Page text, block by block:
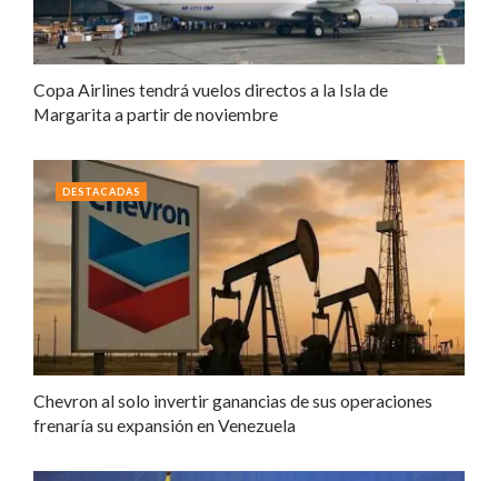
Copa Airlines tendrá vuelos directos a la Isla de
Margarita a partir de noviembre
Chevron al solo invertir ganancias de sus operaciones
frenaría su expansión en Venezuela
DESTACADAS